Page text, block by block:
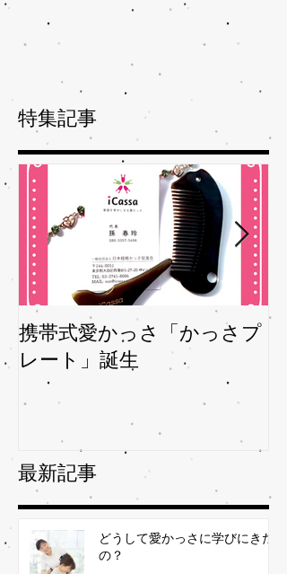
特集記事
携帯式愛かっさ「かっさプ
レート」誕生
最新記事
どうして愛かっさに学びにきた
の？